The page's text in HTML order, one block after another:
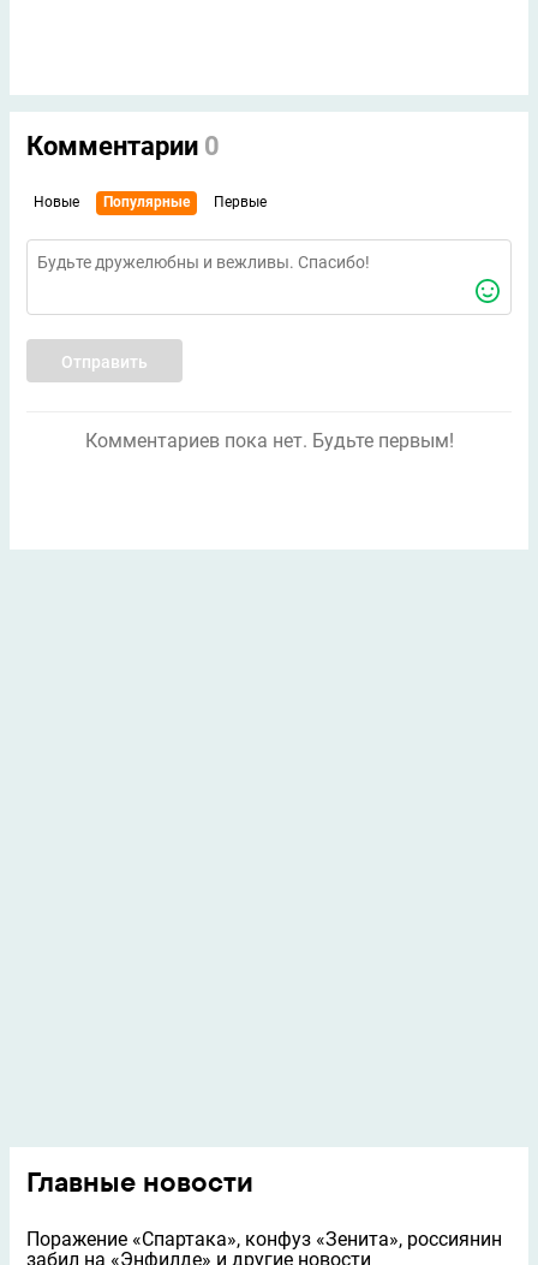
Комментарии 0
Новые Популярные Первые
Отправить
Комментариев пока нет. Будьте первым!
Главные новости
Поражение «Спартака», конфуз «Зенита», россиянин
забил на «Энфилде» и другие новости